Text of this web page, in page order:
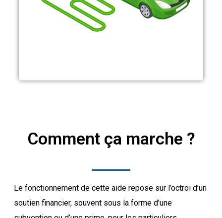
Comment ça marche ?
Le fonctionnement de cette aide repose sur l’octroi d’un
soutien financier, souvent sous la forme d’une